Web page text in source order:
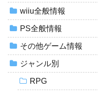
wiiu全般情報
PS全般情報
その他ゲーム情報
ジャンル別
RPG